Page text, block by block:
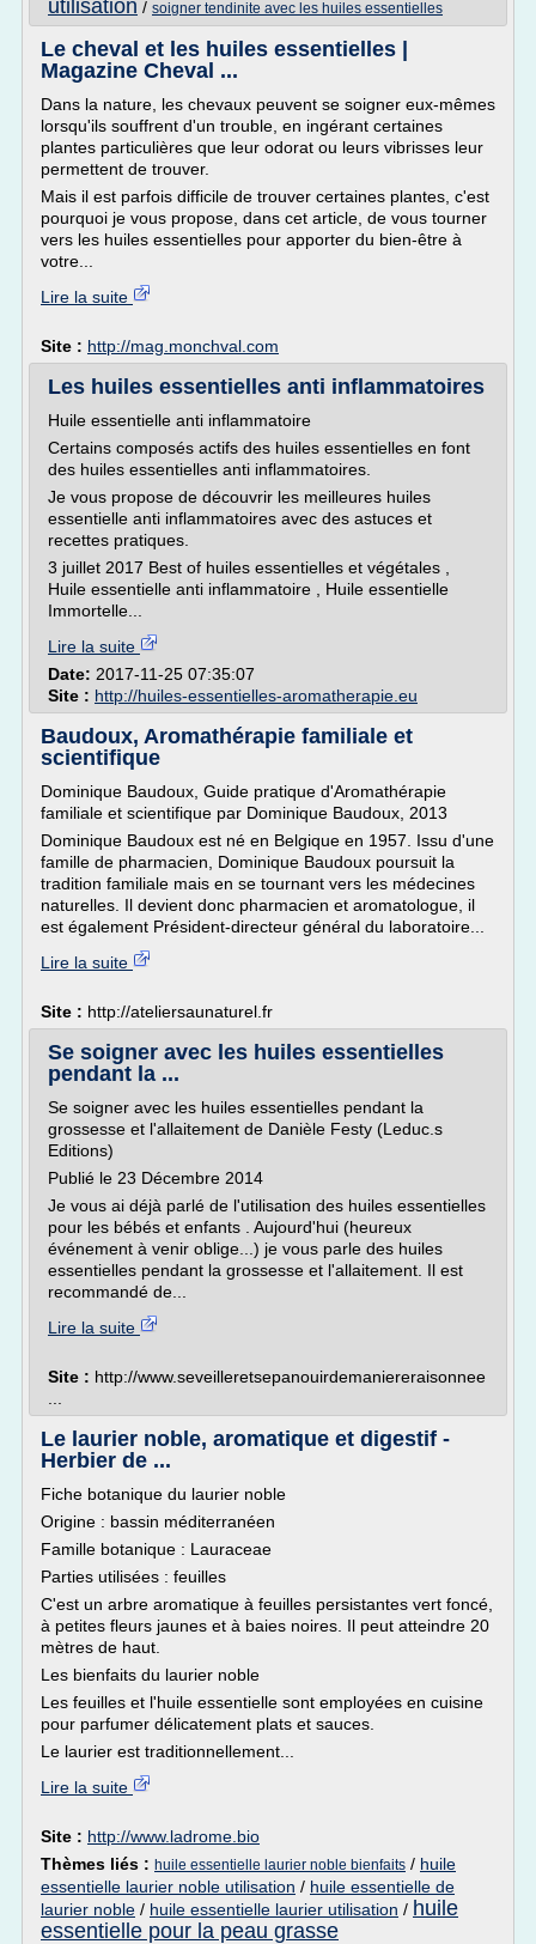
utilisation / soigner tendinite avec les huiles essentielles
Le cheval et les huiles essentielles |
Magazine Cheval ...
Dans la nature, les chevaux peuvent se soigner eux-mêmes
lorsqu'ils souffrent d'un trouble, en ingérant certaines
plantes particulières que leur odorat ou leurs vibrisses leur
permettent de trouver.
Mais il est parfois difficile de trouver certaines plantes, c'est
pourquoi je vous propose, dans cet article, de vous tourner
vers les huiles essentielles pour apporter du bien-être à
votre...
Lire la suite
Site : http://mag.monchval.com
Les huiles essentielles anti inflammatoires
Huile essentielle anti inflammatoire
Certains composés actifs des huiles essentielles en font
des huiles essentielles anti inflammatoires.
Je vous propose de découvrir les meilleures huiles
essentielle anti inflammatoires avec des astuces et
recettes pratiques.
3 juillet 2017 Best of huiles essentielles et végétales ,
Huile essentielle anti inflammatoire , Huile essentielle
Immortelle...
Lire la suite
Date: 2017-11-25 07:35:07
Site : http://huiles-essentielles-aromatherapie.eu
Baudoux, Aromathérapie familiale et
scientifique
Dominique Baudoux, Guide pratique d'Aromathérapie
familiale et scientifique par Dominique Baudoux, 2013
Dominique Baudoux est né en Belgique en 1957. Issu d'une
famille de pharmacien, Dominique Baudoux poursuit la
tradition familiale mais en se tournant vers les médecines
naturelles. Il devient donc pharmacien et aromatologue, il
est également Président-directeur général du laboratoire...
Lire la suite
Site : http://ateliersaunaturel.fr
Se soigner avec les huiles essentielles
pendant la ...
Se soigner avec les huiles essentielles pendant la
grossesse et l'allaitement de Danièle Festy (Leduc.s
Editions)
Publié le 23 Décembre 2014
Je vous ai déjà parlé de l'utilisation des huiles essentielles
pour les bébés et enfants . Aujourd'hui (heureux
événement à venir oblige...) je vous parle des huiles
essentielles pendant la grossesse et l'allaitement. Il est
recommandé de...
Lire la suite
Site : http://www.seveilleretsepanouirdemaniereraisonnee
Le laurier noble, aromatique et digestif -
Herbier de ...
Fiche botanique du laurier noble
Origine : bassin méditerranéen
Famille botanique : Lauraceae
Parties utilisées : feuilles
C'est un arbre aromatique à feuilles persistantes vert foncé,
à petites fleurs jaunes et à baies noires. Il peut atteindre 20
mètres de haut.
Les bienfaits du laurier noble
Les feuilles et l'huile essentielle sont employées en cuisine
pour parfumer délicatement plats et sauces.
Le laurier est traditionnellement...
Lire la suite
Site : http://www.ladrome.bio
Thèmes liés : huile essentielle laurier noble bienfaits / huile
essentielle laurier noble utilisation / huile essentielle de
laurier noble / huile essentielle laurier utilisation / huile
essentielle pour la peau grasse